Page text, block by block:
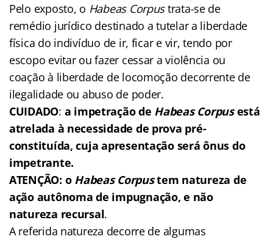
Pelo exposto, o Habeas Corpustrata-se de
remédio jurídico destinado a tutelar a liberdade
física do indivíduo de ir, ficar e vir, tendo por
escopo evitar ou fazer cessar a violência ou
coação à liberdade de locomoção decorrente de
ilegalidade ou abuso de poder.
CUIDADO: a impetração de Habeas Corpusestá
atrelada à necessidade de prova pré-
constituída, cuja apresentação será ônus do
impetrante.
ATENÇÃO: o Habeas Corpustem natureza de
ação autônoma de impugnação, e não
natureza recursal.
A referida natureza decorre de algumas